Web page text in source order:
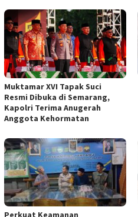
Muktamar XVI Tapak Suci
Resmi Dibuka di Semarang,
Kapolri Terima Anugerah
Anggota Kehormatan
Perkuat Keamanan